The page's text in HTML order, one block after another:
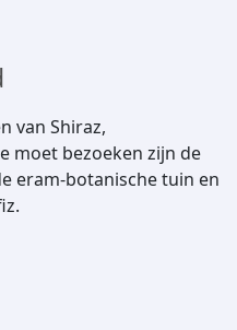
van Shiraz,
moet bezoeken zijn de
eram-botanische tuin en